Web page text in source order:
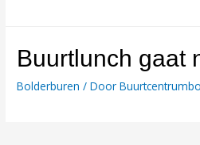
Buurtlunch gaat
Bolderburen / Door